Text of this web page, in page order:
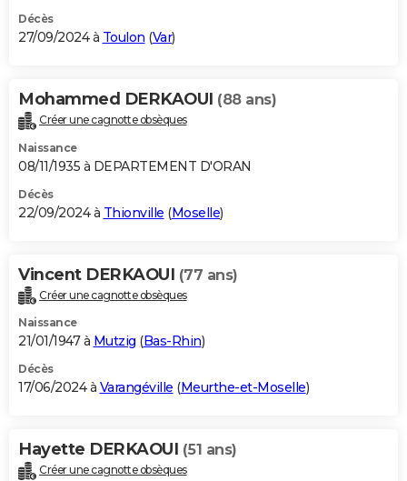
Décès
27/09/2024 à Toulon (Var)
Mohammed DERKAOUI (88 ans)
Créer une cagnotte obsèques
Naissance
08/11/1935 à DEPARTEMENT D'ORAN
Décès
22/09/2024 à Thionville (Moselle)
Vincent DERKAOUI (77 ans)
Créer une cagnotte obsèques
Naissance
21/01/1947 à Mutzig (Bas-Rhin)
Décès
17/06/2024 à Varangéville (Meurthe-et-Moselle)
Hayette DERKAOUI (51 ans)
Créer une cagnotte obsèques